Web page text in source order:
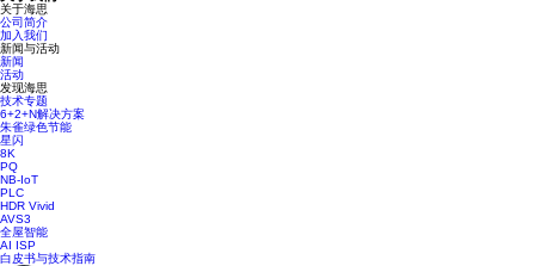
关于海思
公司简介
加入我们
新闻与活动
新闻
活动
发现海思
技术专题
6+2+N解决方案
朱雀绿色节能
星闪
8K
PQ
NB-IoT
PLC
HDR Vivid
AVS3
全屋智能
AI ISP
白皮书与技术指南